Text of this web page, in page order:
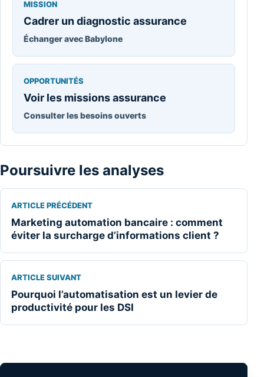
MISSION
Cadrer un diagnostic assurance
Échanger avec Babylone
OPPORTUNITÉS
Voir les missions assurance
Consulter les besoins ouverts
Poursuivre les analyses
ARTICLE PRÉCÉDENT
Marketing automation bancaire : comment
éviter la surcharge d’informations client ?
ARTICLE SUIVANT
Pourquoi l’automatisation est un levier de
productivité pour les DSI